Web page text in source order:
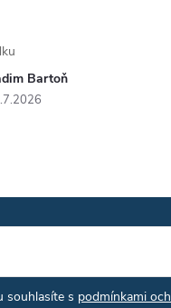
Bartoň
souhlasíte s podmínkami